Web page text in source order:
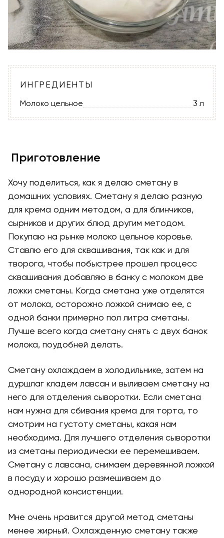
ИНГРЕДИЕНТЫ
Молоко цельное 3 л
Приготовление
Хочу поделиться, как я делаю сметану в
домашних условиях. Сметану я делаю разную
для крема одним методом, а для блинчиков,
сырников и других блюд другим методом.
Покупаю на рынке молоко цельное коровье.
Ставлю его для сквашивания, так как и для
творога, чтобы побыстрее прошел процесс
сквашивания добавляю в банку с молоком две
ложки сметаны. Когда сметана уже отделятся
от молока, осторожно ложкой снимаю ее, с
одной банки примерно пол литра сметаны.
Лучше всего когда сметану снять с двух банок
молока, поудобней делать.
Сметану охлаждаем в холодильнике, затем на
дуршлаг кладем лавсан и выливаем сметану на
него для отделения сыворотки. Если сметана
нам нужна для сбивания крема для торта, то
смотрим на густоту сметаны, какая нам
необходима. Для лучшего отделения сыворотки
из сметаны периодически ее перемешиваем.
Сметану с лавсана, снимаем деревянной ложкой
в посуду и хорошо размешиваем до
однородной консистенции.
Мне очень нравится другой метод сметаны
менее жирный. Охлажденную сметану также